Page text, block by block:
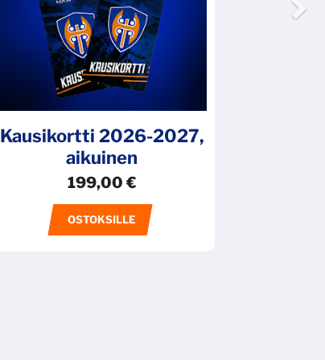
Kausikortti 2026-2027,
aikuinen
199,00 €
OSTOKSILLE